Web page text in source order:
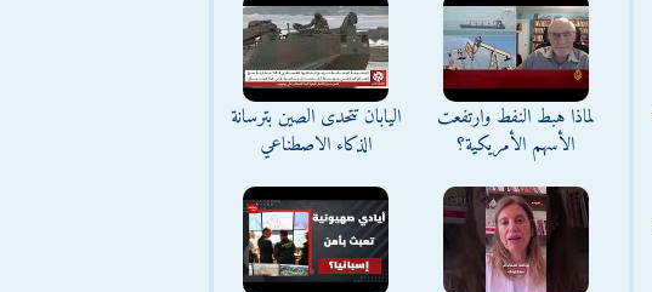
لماذا هبط النفط وارتفعت
الأسهم الأمريكية؟
اليابان تتحدى الصين بترسانة
الذكاء الاصطناعي